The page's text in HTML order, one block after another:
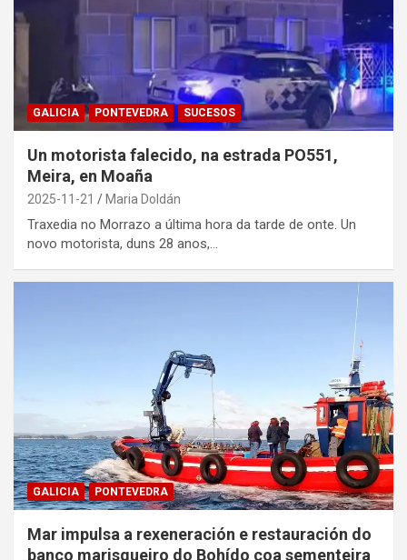
GALICIA PONTEVEDRA SUCESOS
Un motorista falecido, na estrada PO551,
Meira, en Moaña
2025-11-21 Maria Doldán
Traxedia no Morrazo a última hora da tarde de onte. Un
novo motorista, duns 28 anos,…
GALICIA PONTEVEDRA
Mar impulsa a rexeneración e restauración do
banco marisqueiro do Bohído coa sementeira